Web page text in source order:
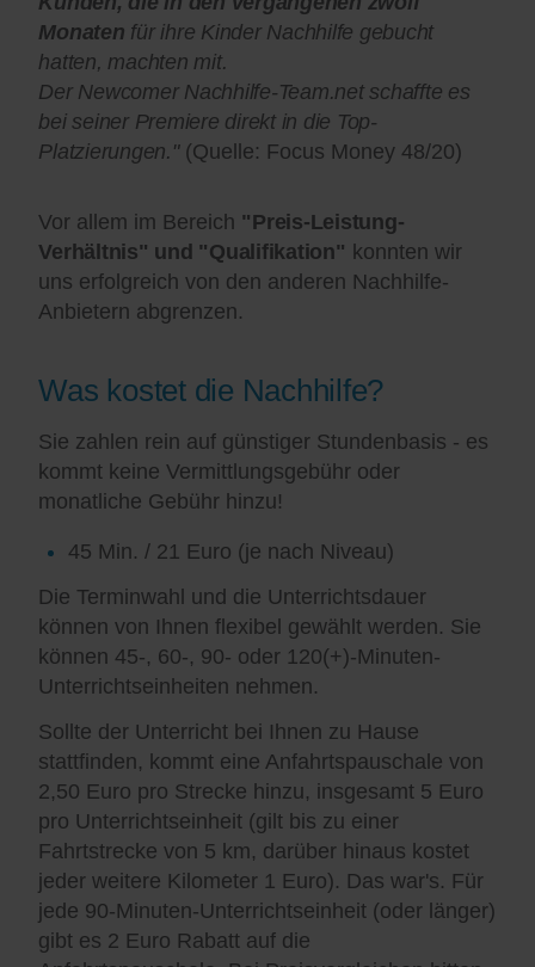
Monaten für ihre Kinder Nachhilfe gebucht
hatten, machten mit.
Der Newcomer Nachhilfe-Team.net schaffte es
bei seiner Premiere direkt in die Top-
Platzierungen."(Quelle: Focus Money 48/20)
Vor allem im Bereich "Preis-Leistung-
Verhältnis" und "Qualifikation" konnten wir
uns erfolgreich von den anderen Nachhilfe-
Anbietern abgrenzen.
Was kostet die Nachhilfe?
Sie zahlen rein auf günstiger Stundenbasis - es
kommt keine Vermittlungsgebühr oder
monatliche Gebühr hinzu!
45 Min. / 21 Euro (je nach Niveau)
Die Terminwahl und die Unterrichtsdauer
können von Ihnen flexibel gewählt werden. Sie
können 45-, 60-, 90- oder 120(+)-Minuten-
Unterrichtseinheiten nehmen.
Sollte der Unterricht bei Ihnen zu Hause
stattfinden, kommt eine Anfahrtspauschale von
2,50 Euro pro Strecke hinzu, insgesamt 5 Euro
pro Unterrichtseinheit (gilt bis zu einer
Fahrtstrecke von 5 km, darüber hinaus kostet
jeder weitere Kilometer 1 Euro). Das war's. Für
jede 90-Minuten-Unterrichtseinheit (oder länger)
gibt es 2 Euro Rabatt auf die